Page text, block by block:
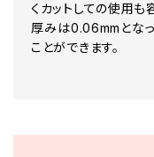
くカットしての使用も
厚みは0.06mmとなっ
ことができます。